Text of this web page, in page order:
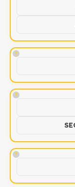
!
!
!